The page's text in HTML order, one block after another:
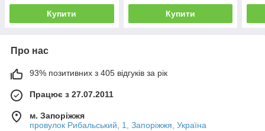
Купити Купити
Про нас
93% позитивних з 405 відгуків за рік
Працює з 27.07.2011
м. Запоріжжя
провулок Рибальський, 1, Запоріжжя, Україна